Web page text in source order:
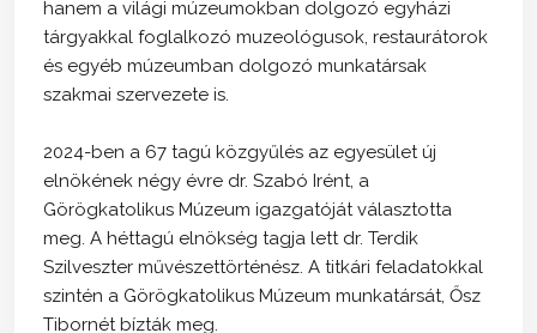
hanem a világi múzeumokban dolgozó egyházi
tárgyakkal foglalkozó muzeológusok, restaurátorok
és egyéb múzeumban dolgozó munkatársak
szakmai szervezete is.
2024-ben a 67 tagú közgyűlés az egyesület új
elnökének négy évre dr. Szabó Irént, a
Görögkatolikus Múzeum igazgatóját választotta
meg. A héttagú elnökség tagja lett dr. Terdik
Szilveszter művészettörténész. A titkári feladatokkal
szintén a Görögkatolikus Múzeum munkatársát, Ősz
Tibornét bízták meg.